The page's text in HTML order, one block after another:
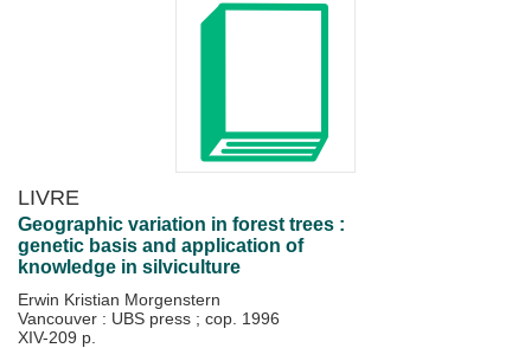
LIVRE
Geographic variation in forest trees :
genetic basis and application of
knowledge in silviculture
Erwin Kristian Morgenstern
Vancouver : UBS press ; cop. 1996
XIV-209 p.